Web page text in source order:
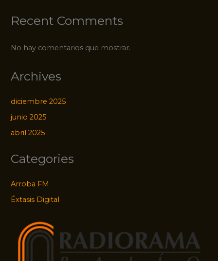
Recent Comments
No hay comentarios que mostrar.
Archives
diciembre 2025
junio 2025
abril 2025
Categories
Arroba FM
Éxtasis Digital